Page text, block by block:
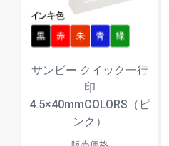
サンビー クイック一行
印
4.5×40mmCOLORS（ピ
ンク）